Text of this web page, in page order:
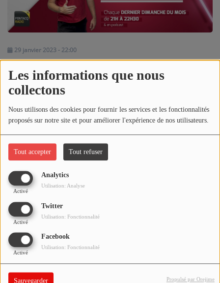
Les informations que nous
collectons
Nous utilisons des cookies pour fournir les services et les fonctionnalités
proposés sur notre site et pour améliorer l'expérience de nos utilisateurs.
Tout accepter Tout refuser
Analytics
Activé
Utilisation: Analyse
Twitter
Activé
Utilisation: Fonctionnalité
Facebook
Activé
Utilisation: Fonctionnalité
Sauvegarder Propulsé par Orejime
MÉDIAS
PODCASTS - SAISON 2026/2027
NOS PROGRAMMES COURTS
ARCHIVES - SAISONS PASSÉES
VOS ÉMISSIONS EN IMAGES
PHOTOS
ANNONCEURS & ESPACE PRO
VOTRE PUBLICITÉ SUR PONTACQ RADIO
LOCATION DE STUDIOS
ÉDUCATION AUX MÉDIAS ET À
L'INFORMATION
EN QUOI ÇA CONSISTE ?
ÉCOUTEZ LES PRODUCTIONS
29 janvier 2023 - 22:00
Écouter le podcast
Télécharger le podcast
Réécoutez l'émissionÇA PART EN LIVEdu dimanche 29 janvier
2023 !